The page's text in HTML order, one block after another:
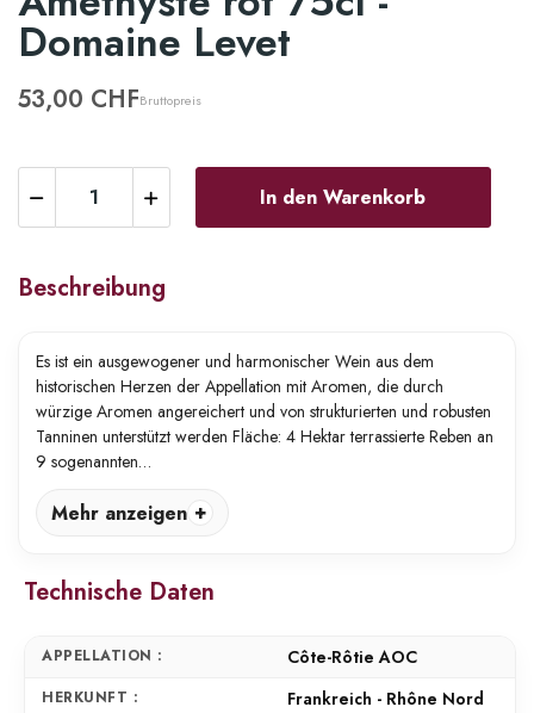
Domaine Levet
53,00 CHFBruttopreis
In den Warenkorb
Beschreibung
Es ist ein ausgewogener und harmonischer Wein aus dem
historischen Herzen der Appellation mit Aromen, die durch
würzige Aromen angereichert und von strukturierten und robusten
Tanninen unterstützt werden Fläche: 4 Hektar terrassierte Reben an
9 sogenannten…
Mehr anzeigen
Technische Daten
APPELLATION : Côte-Rôtie AOC
HERKUNFT : Frankreich - Rhône Nord